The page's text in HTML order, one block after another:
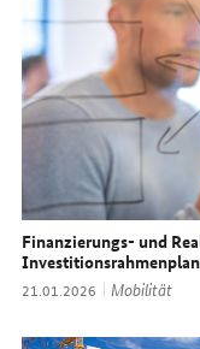
Finanzierungs- und
Datum:
21.01.2026 Thema:
Mobilität